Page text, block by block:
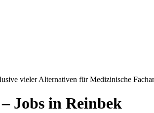
vieler Alternativen für Medizinische
– Jobs in Reinbek